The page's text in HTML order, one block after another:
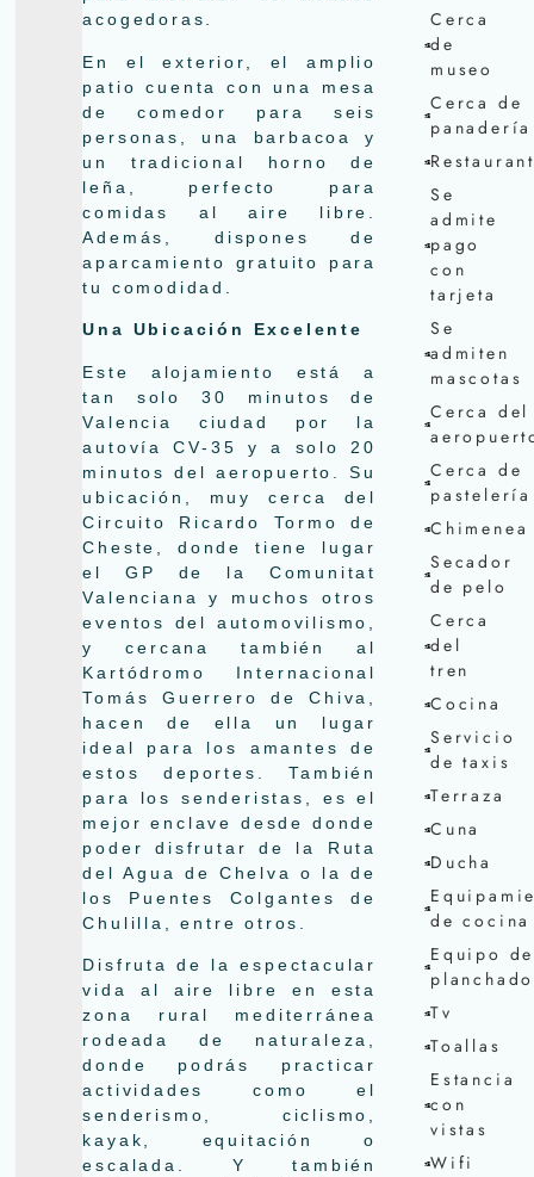
acogedoras.
En el exterior, el amplio
patio cuenta con una mesa
de comedor para seis
personas, una barbacoa y
un tradicional horno de
leña, perfecto para
comidas al aire libre.
Además, dispones de
aparcamiento gratuito para
tu comodidad.
Una Ubicación Excelente
Este alojamiento está a
tan solo 30 minutos de
Valencia ciudad por la
autovía CV-35 y a solo 20
minutos del aeropuerto. Su
ubicación, muy cerca del
Circuito Ricardo Tormo de
Cheste, donde tiene lugar
el GP de la Comunitat
Valenciana y muchos otros
eventos del automovilismo,
y cercana también al
Kartódromo Internacional
Tomás Guerrero de Chiva,
hacen de ella un lugar
ideal para los amantes de
estos deportes. También
para los senderistas, es el
mejor enclave desde donde
poder disfrutar de la Ruta
del Agua de Chelva o la de
los Puentes Colgantes de
Chulilla, entre otros.
Disfruta de la espectacular
vida al aire libre en esta
zona rural mediterránea
rodeada de naturaleza,
donde podrás practicar
actividades como el
senderismo, ciclismo,
kayak, equitación o
escalada. Y también
Cerca
de
museo
Cerca de
panadería
Se
admite
pago
con
tarjeta
Se
admiten
mascotas
Cerca del
Cerca de
pastelería
Chimenea
Secador
de pelo
Cerca
del
tren
Cocina
Servicio
de taxis
Terraza
Cuna
Ducha
de cocina
Equipo de
planchado
Tv
Toallas
Estancia
con
vistas
Wifi